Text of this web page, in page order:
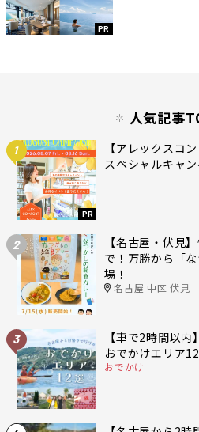
PR
人気記事
1
PR
【アレックスコ
スペシャルキャ
2
【名古屋・伏見
で！万勝から「
場！
名古屋 中区 伏見
3
【車で2時間以
おでかけエリア12
おでかけ